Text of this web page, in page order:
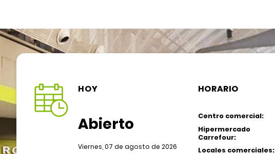
HOY
Abierto
Viernes, 07 de agosto de 2026
HORARIO
Centro comercial:
Hipermercado
Carrefour:
Locales comerciales: